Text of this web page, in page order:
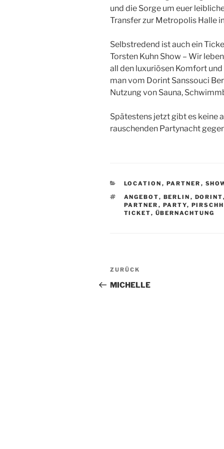
und die Sorge um euer
Transfer zur Metropolis Halle
Selbstredend ist auch ein
Torsten Kuhn Show – Wir
all den luxuriösen Komfort
man vom Dorint Sanssouci
Nutzung von Sauna,
Spätestens jetzt gibt es keine
rauschenden Partynacht
KATEGORIEN
LOCATION , PARTNER ,
SCHLAGWÖRTER
ANGEBOT, BERLIN , DORINT
PARTNER , PARTY,
TICKET, ÜBERNACHTUNG
Beitragsnavigation
Vorheriger
Beitrag
ZURÜCK
MICHELLE